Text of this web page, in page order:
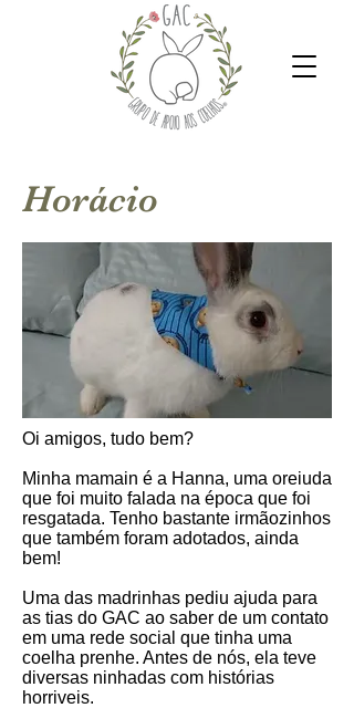
Horácio
Oi amigos, tudo bem?
Minha mamain é a Hanna, uma oreiuda
que foi muito falada na época que foi
resgatada. Tenho bastante irmãozinhos
que também foram adotados, ainda
bem!
Uma das madrinhas pediu ajuda para
as tias do GAC ao saber de um contato
em uma rede social que tinha uma
coelha prenhe. Antes de nós, ela teve
diversas ninhadas com histórias
horriveis.